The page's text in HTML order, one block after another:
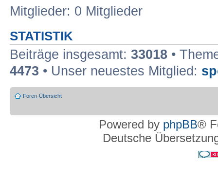
Mitglieder: 0 Mitglieder
STATISTIK
Beiträge insgesamt: 33018 •
4473 • Unser neuestes Mitglied:
Foren-Übersicht
Powered by phpBB®
Deutsche